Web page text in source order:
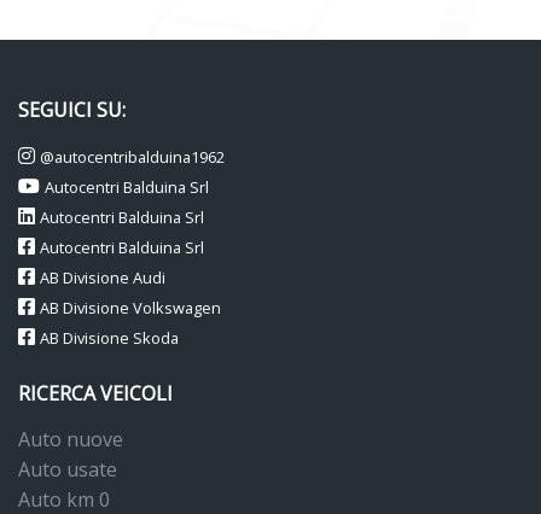
SEGUICI SU:
@autocentribalduina1962
Autocentri Balduina Srl
Autocentri Balduina Srl
Autocentri Balduina Srl
AB Divisione Audi
AB Divisione Volkswagen
AB Divisione Skoda
RICERCA VEICOLI
Auto nuove
Auto usate
Auto km 0